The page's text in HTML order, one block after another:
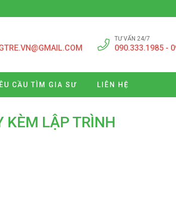
TƯ VẤN 24/7
090.333.1985 -
CẦU TÌM GIA SƯ LIÊN HỆ
KÈM LẬP TRÌNH